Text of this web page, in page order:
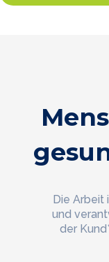
Die Arbeit
und
der